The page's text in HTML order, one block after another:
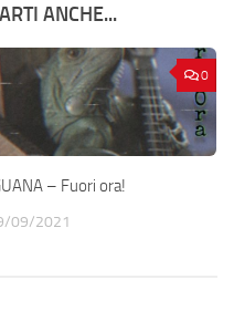
ANCHE...
0
– Fuori ora!
09/2021